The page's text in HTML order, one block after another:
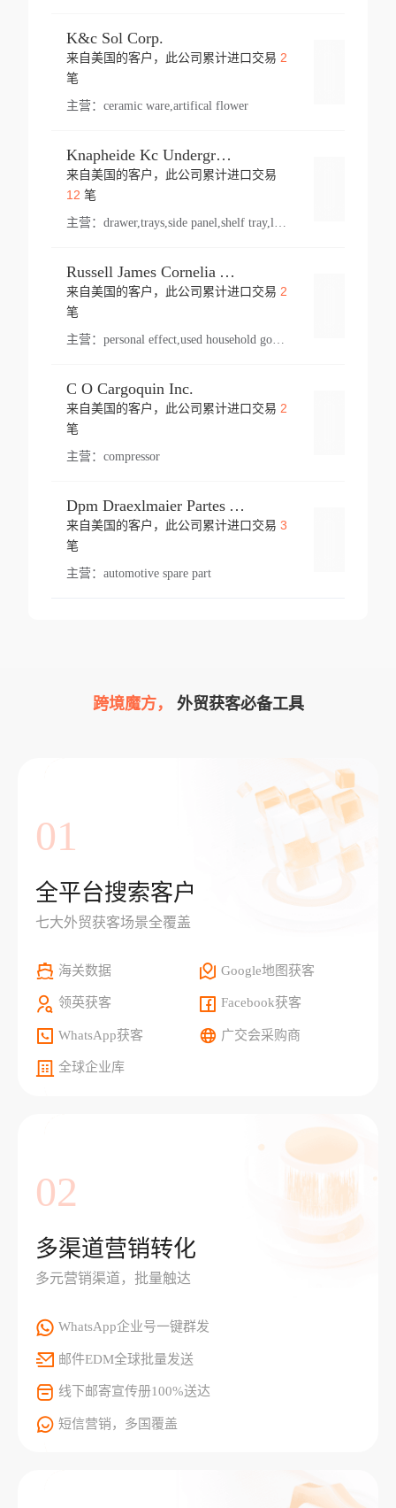
K&c Sol Corp.
来自美国的客户，此公司累计进口交易 2
笔
主营： ceramic ware,artifical flower
Knapheide Kc Underground
来自美国的客户，此公司累计进口交易
12 笔
主营：
Russell James Cornelia Arlington Va
来自美国的客户，此公司累计进口交易 2
笔
主营： personal effect,used household goods
C O Cargoquin Inc.
来自美国的客户，此公司累计进口交易 2
笔
主营： compressor
Dpm Draexlmaier Partes Automotrices Corr Ind Huejotzingo
来自美国的客户，此公司累计进口交易 3
笔
主营： automotive spare part
跨境魔方， 外贸获客必备工具
01
全平台搜索客户
七大外贸获客场景全覆盖
海关数据 Google地图获客
领英获客 Facebook获客
WhatsApp获客 广交会采购商
全球企业库
02
多渠道营销转化
多元营销渠道，批量触达
WhatsApp企业号一键群发
邮件EDM全球批量发送
线下邮寄宣传册100%送达
短信营销，多国覆盖